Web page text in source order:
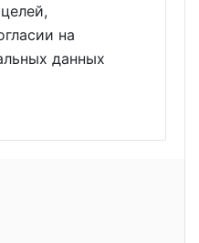
на
данных